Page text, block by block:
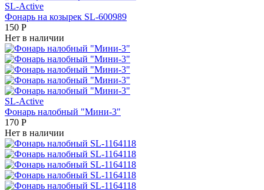
SL-Active
Фонарь на козырек SL-600989
150 Р
Нет в наличии
SL-Active
Фонарь налобный "Мини-3"
170 Р
Нет в наличии